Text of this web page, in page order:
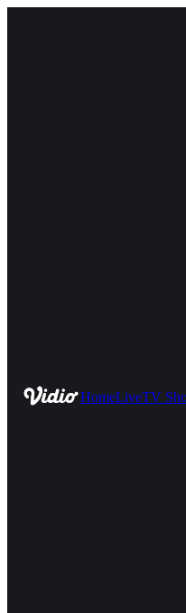
HomeLiveTV